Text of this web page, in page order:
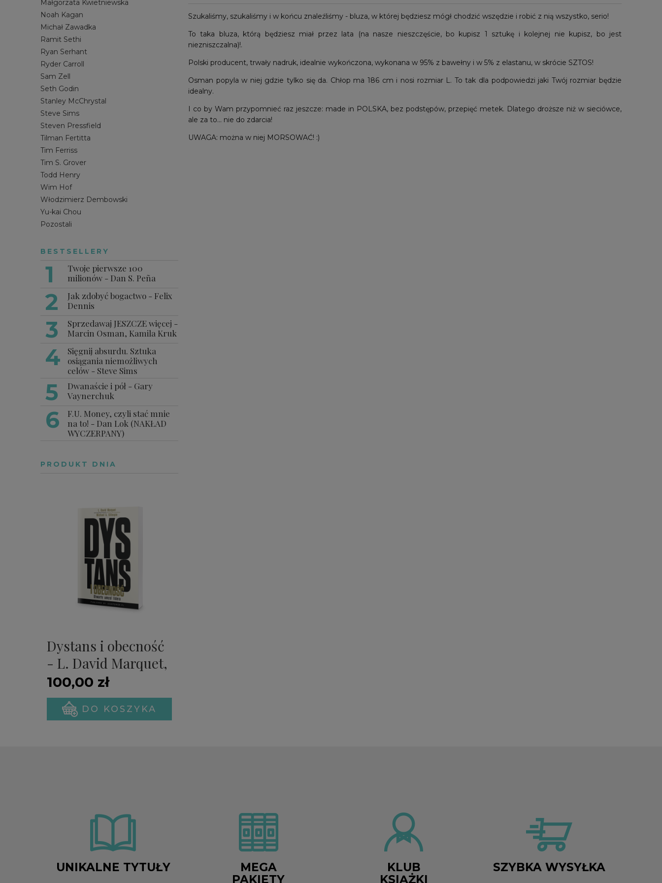
Małgorzata Kwietniewska
Noah Kagan
Michał Zawadka
Ramit Sethi
Ryan Serhant
Ryder Carroll
Sam Zell
Seth Godin
Stanley McChrystal
Steve Sims
Steven Pressfield
Tilman Fertitta
Tim Ferriss
Tim S. Grover
Todd Henry
Wim Hof
Włodzimierz Dembowski
Yu-kai Chou
Pozostali
BESTSELLERY
Twoje pierwsze 100
milionów - Dan S. Peña
Jak zdobyć bogactwo - Felix
Dennis
Sprzedawaj JESZCZE więcej -
Marcin Osman, Kamila Kruk
Sięgnij absurdu. Sztuka
osiągania niemożliwych
celów - Steve Sims
Dwanaście i pół - Gary
Vaynerchuk
F.U. Money, czyli stać mnie
na to! - Dan Lok (NAKŁAD
WYCZERPANY)
PRODUKT DNIA
Dystans i obecność
- L. David Marquet,
Michael A. Gillespie
(PREMIERA)
100,00 zł
DO KOSZYKA
Szukaliśmy, szukaliśmy i w końcu znaleźliśmy - bluza, w której będziesz mógł chodzić wszędzie i robić z nią wszystko, serio!
To taka bluza, którą będziesz miał przez lata (na nasze nieszczęście, bo kupisz 1 sztukę i kolejnej nie kupisz, bo jest
niezniszczalna)!.
Polski producent, trwały nadruk, idealnie wykończona, wykonana w 95% z bawełny i w 5% z elastanu, w skrócie SZTOS!
Osman popyla w niej gdzie tylko się da. Chłop ma 186 cm i nosi rozmiar L. To tak dla podpowiedzi jaki Twój rozmiar będzie
idealny.
I co by Wam przypomnieć raz jeszcze: made in POLSKA, bez podstępów, przepięć metek. Dlatego droższe niż w sieciówce,
ale za to... nie do zdarcia!
UWAGA: można w niej MORSOWAĆ! :)
UNIKALNE TYTUŁY
MEGA
PAKIETY
KLUB
KSIĄŻKI
SZYBKA WYSYŁKA